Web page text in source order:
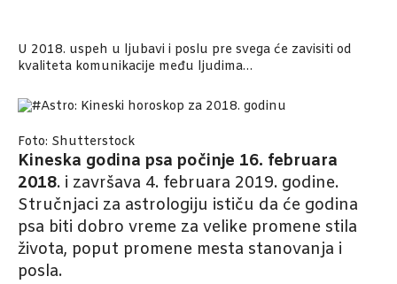
U 2018. uspeh u ljubavi i poslu pre svega će zavisiti od
kvaliteta komunikacije među ljudima…
Foto: Shutterstock
Kineska godina psa počinje 16. februara
2018. i završava 4. februara 2019. godine.
Stručnjaci za astrologiju ističu da će godina
psa biti dobro vreme za velike promene stila
života, poput promene mesta stanovanja i
posla.